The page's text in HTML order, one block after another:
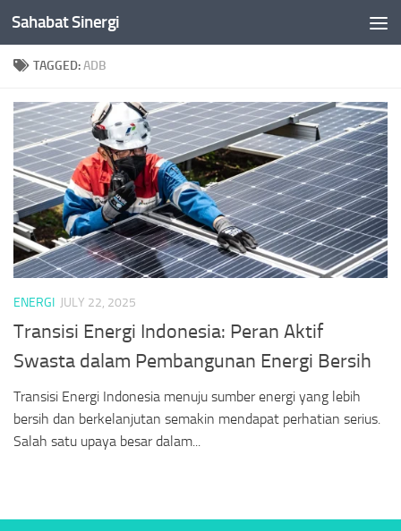
Skip to content
Sahabat Sinergi
TAGGED:ADB
ENERGI JULY 22, 2025
Transisi Energi Indonesia: Peran Aktif
Swasta dalam Pembangunan Energi Bersih
Transisi Energi Indonesia menuju sumber energi yang lebih
bersih dan berkelanjutan semakin mendapat perhatian serius.
Salah satu upaya besar dalam...